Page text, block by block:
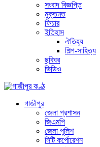
সংবাদ বিজ্ঞপ্তি
মুক্তমত
ফিচার
ইতিহাস
ঐতিহ্য
শিল্প-সাহিত্য
ছবিঘর
ভিডিও
গাজীপুর
জেলা প্রশাসন
জিএমপি
জেলা পুলিশ
সিটি কর্পোরেশন